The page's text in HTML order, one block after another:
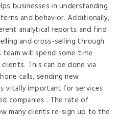
businesses in understanding
and behavior. Additionally,
analytical reports and find
and cross-selling through
team will spend some time
This can be done via
calls, sending new
vitally important for services
companies . The rate of
many clients re-sign up to the